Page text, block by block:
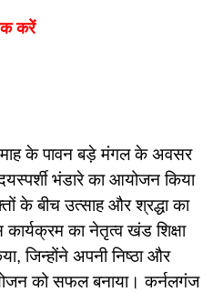
करें
के पावन बड़े मंगल के अवसर
भंडारे का आयोजन किया
के बीच उत्साह और श्रद्धा का
का नेतृत्व खंड शिक्षा
जिन्होंने अपनी निष्ठा और
को सफल बनाया। कर्नलगंज